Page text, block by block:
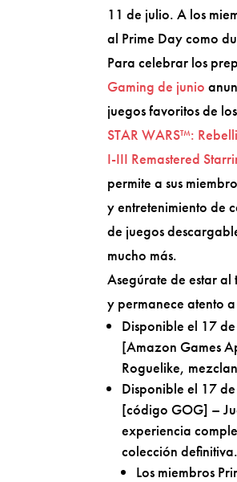
11 de julio. A los
al Prime Day como
Para celebrar los
Gaming de junio
juegos favoritos de
STAR WARS™:
I-III Remastered
permite a sus
y entretenimiento de
de juegos
mucho más.
Asegúrate de estar
y permanece atento
Disponible el 17
[Amazon Games
Roguelike,
Disponible el 17
[código GOG] –
experiencia
colección definitiva.
Los miembros